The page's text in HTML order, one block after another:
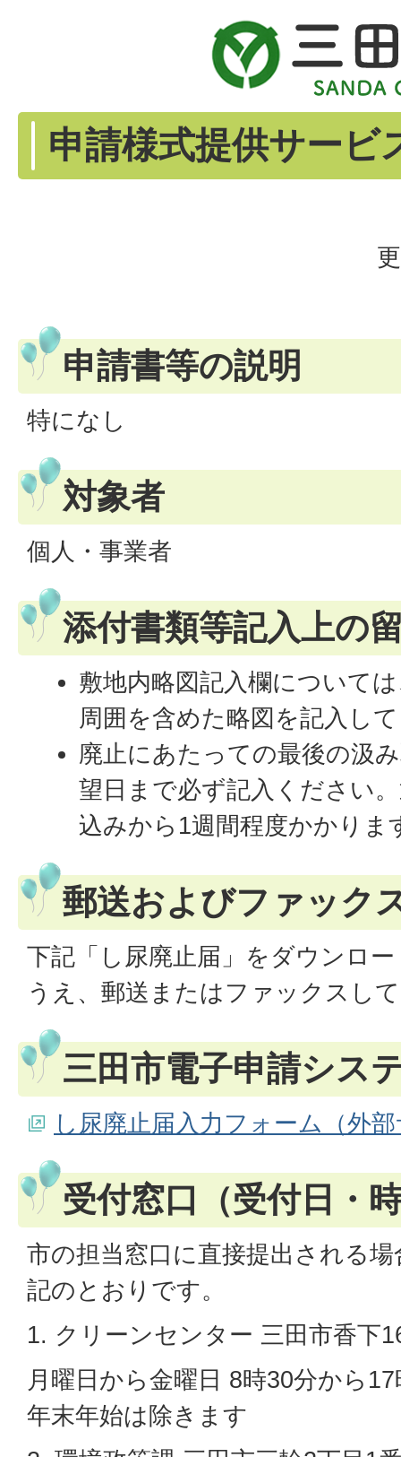
申請様式提供サービ
申請書等の説明
特になし
対象者
個人・事業者
添付書類等記入上の
敷地内略図記入欄について
周囲を含めた略図を記入し
廃止にあたっての最後の汲
望日まで必ず記入ください
込みから1週間程度かかりま
郵送およびファック
下記「し尿廃止届」をダウンロ
うえ、郵送またはファックスし
三田市電子申請シス
し尿廃止届入力フォーム（外
受付窓口（受付日・
市の担当窓口に直接提出される
記のとおりです。
1. クリーンセンター 三田市香下
月曜日から金曜日 8時30分から
年末年始は除きます